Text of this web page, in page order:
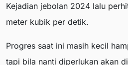
Kejadian jebolan 2024 lalu
meter kubik per detik.
Progres saat ini masih kecil
tapi bila nanti diperlukan akan